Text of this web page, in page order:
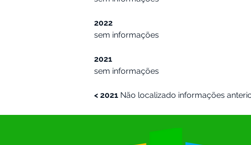
2022
sem informações
2021
sem informações
< 2021 Não localizado informações